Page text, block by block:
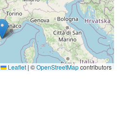
Leaflet | ©OpenStreetMapcontributors